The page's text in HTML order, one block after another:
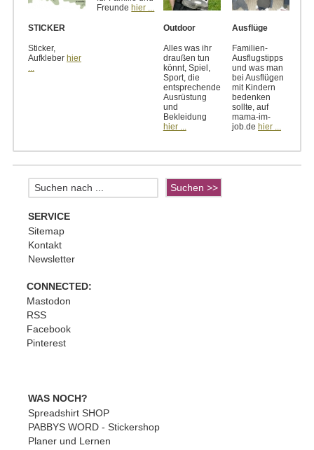
STICKER
Sticker,
Aufkleber hier
...
Freunde hier ...
Outdoor
Alles was ihr
draußen tun
könnt, Spiel,
Sport, die
entsprechende
Ausrüstung
und
Bekleidung
hier ...
Ausflüge
Familien-
Ausflugstipps
und was man
bei Ausflügen
mit Kindern
bedenken
sollte, auf
mama-im-
job.de hier ...
SERVICE
Sitemap
Kontakt
Newsletter
CONNECTED:
Mastodon
RSS
Facebook
Pinterest
WAS NOCH?
Spreadshirt SHOP
PABBYS WORD - Stickershop
Planer und Lernen